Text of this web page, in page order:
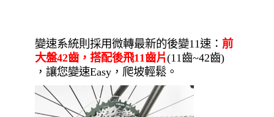
變速系統則採用微轉最新的後變11速： 前
大盤42齒，搭配後飛11齒片(11齒~42齒)
，讓您變速Easy，爬坡輕鬆。